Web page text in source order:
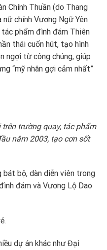
Chính Thuần (do Thang
chính Vương Ngữ Yên
phẩm đình đám Thiên
thái cuốn hút, tạo hình
ngợi từ công chúng, giúp
“mỹ nhân gợi cảm nhất”
trường quay, tác phẩm
năm 2003, tạo cơn sốt
bát bộ, dàn diễn viên trong
đám và Vương Lộ Dao
dự án khác như Đại